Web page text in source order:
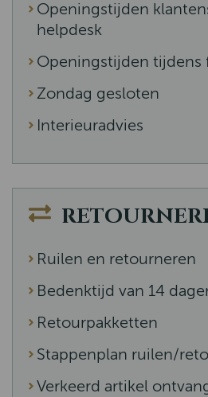
Openingstijden
helpdesk
Openingstijden tijdens
Zondag gesloten
Interieuradvies
Ruilen en retourneren
Bedenktijd van 14
Retourpakketten
Stappenplan ruilen/
Verkeerd artikel